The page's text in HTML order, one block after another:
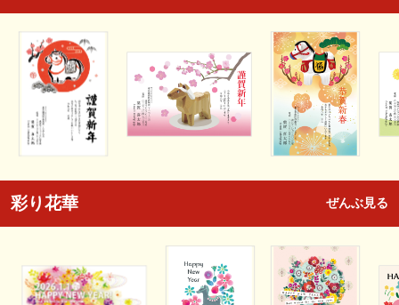
彩り花華 ぜんぶ見る